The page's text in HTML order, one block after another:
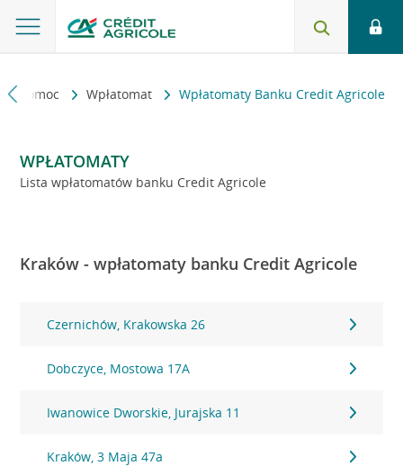
i pomoc Wpłatomat Wpłatomaty Banku Credit Agricole
WPŁATOMATY
Lista wpłatomatów banku Credit Agricole
Kraków - wpłatomaty banku Credit Agricole
Czernichów, Krakowska 26
Dobczyce, Mostowa 17A
Iwanowice Dworskie, Jurajska 11
Kraków, 3 Maja 47a